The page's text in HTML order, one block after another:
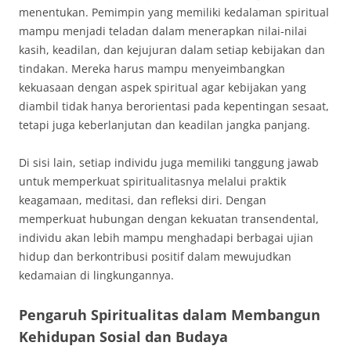
menentukan. Pemimpin yang memiliki kedalaman spiritual
mampu menjadi teladan dalam menerapkan nilai-nilai
kasih, keadilan, dan kejujuran dalam setiap kebijakan dan
tindakan. Mereka harus mampu menyeimbangkan
kekuasaan dengan aspek spiritual agar kebijakan yang
diambil tidak hanya berorientasi pada kepentingan sesaat,
tetapi juga keberlanjutan dan keadilan jangka panjang.
Di sisi lain, setiap individu juga memiliki tanggung jawab
untuk memperkuat spiritualitasnya melalui praktik
keagamaan, meditasi, dan refleksi diri. Dengan
memperkuat hubungan dengan kekuatan transendental,
individu akan lebih mampu menghadapi berbagai ujian
hidup dan berkontribusi positif dalam mewujudkan
kedamaian di lingkungannya.
Pengaruh Spiritualitas dalam Membangun
Kehidupan Sosial dan Budaya